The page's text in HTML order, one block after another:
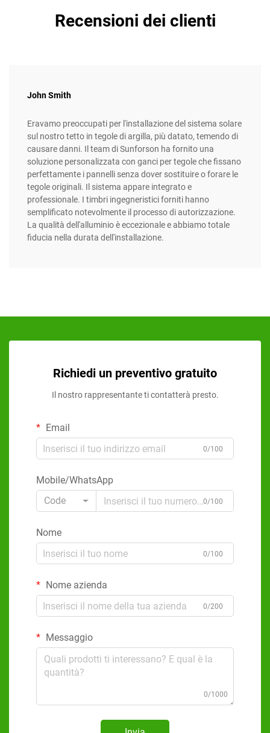
Recensioni dei clienti
John Smith
Eravamo preoccupati per l'installazione del sistema solare
sul nostro tetto in tegole di argilla, più datato, temendo di
causare danni. Il team di Sunforson ha fornito una
soluzione personalizzata con ganci per tegole che fissano
perfettamente i pannelli senza dover sostituire o forare le
tegole originali. Il sistema appare integrato e
professionale. I timbri ingegneristici forniti hanno
semplificato notevolmente il processo di autorizzazione.
La qualità dell'alluminio è eccezionale e abbiamo totale
fiducia nella durata dell'installazione.
Richiedi un preventivo gratuito
Il nostro rappresentante ti contatterà presto.
Email
0/100
Mobile/WhatsApp
Code
0/100
Nome
0/100
Nome azienda
0/200
Messaggio
0/1000